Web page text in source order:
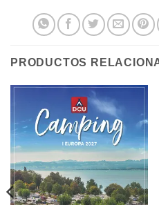
PRODUCTOS